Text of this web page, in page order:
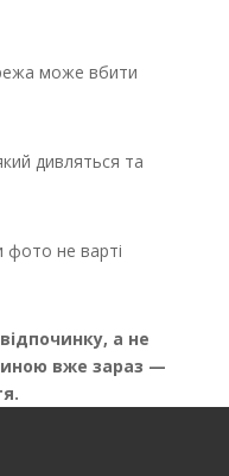
може вбити
дивляться та
фото не варті
а не
вже зараз —